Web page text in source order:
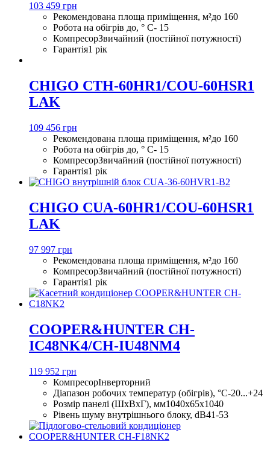
103 459 грн
Рекомендована площа приміщення, м²до 160
Робота на обігрів до, ° С- 15
КомпресорЗвичайний (постійної потужності)
Гарантія1 рік
CHIGO CTH-60HR1/COU-60HSR1
LAK
109 456 грн
Рекомендована площа приміщення, м²до 160
Робота на обігрів до, ° С- 15
КомпресорЗвичайний (постійної потужності)
Гарантія1 рік
CHIGO CUA-60HR1/COU-60HSR1
LAK
97 997 грн
Рекомендована площа приміщення, м²до 160
КомпресорЗвичайний (постійної потужності)
Гарантія1 рік
COOPER&HUNTER CH-
IC48NK4/CH-IU48NM4
119 952 грн
КомпресорІнверторний
Діапазон робочих температур (обігрів), °С-20...+24
Розмір панелі (ШхВхГ), мм1040x65x1040
Рівень шуму внутрішнього блоку, dB41-53